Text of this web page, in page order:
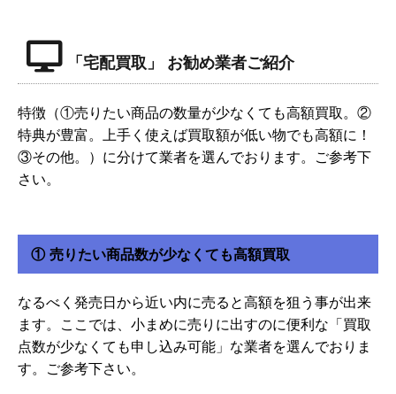
「宅配買取」 お勧め業者ご紹介
特徴（①売りたい商品の数量が少なくても高額買取。②
特典が豊富。上手く使えば買取額が低い物でも高額に！
③その他。）に分けて業者を選んでおります。ご参考下
さい。
① 売りたい商品数が少なくても高額買取
なるべく発売日から近い内に売ると高額を狙う事が出来
ます。ここでは、小まめに売りに出すのに便利な「買取
点数が少なくても申し込み可能」な業者を選んでおりま
す。ご参考下さい。